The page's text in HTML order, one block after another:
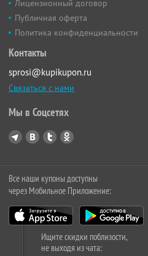
Лицензионный договор
Публичная оферта
Политика конфиденциальности
Контакты
sprosi@kupikupon.ru
Связаться с нами
Мы в Соцсетях
Все наши купоны доступны
через Мобильное Приложение:
Ищите скидки поблизости,
не выходя из чата: